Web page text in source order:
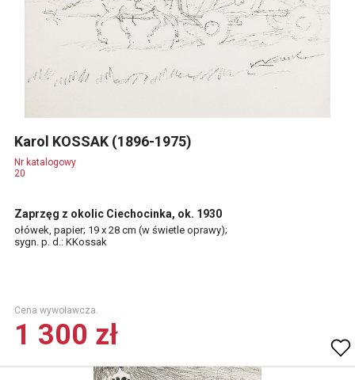
Karol KOSSAK (1896-1975)
Nr katalogowy
20
Zaprzęg z okolic Ciechocinka, ok. 1930
ołówek, papier; 19 x 28 cm (w świetle oprawy);
sygn. p. d.: KKossak
Cena wywoławcza.
1 300 zł